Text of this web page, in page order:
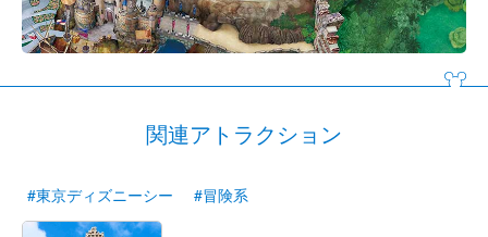
関連アトラクション
#東京ディズニーシー #冒険系